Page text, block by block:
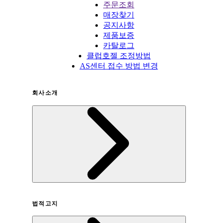
주문조회
매장찾기
공지사항
제품보증
카탈로그
클럽호젤 조정방법
AS센터 접수 방법 변경
회사소개
법적고지